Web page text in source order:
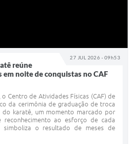
27 JUL 2026 - 09h53
reúne
em noite de conquistas no CAF
Centro de Atividades Físicas (CAF) de
da cerimônia de graduação de troca
do karatê, um momento marcado por
reconhecimento ao esforço de cada
simboliza o resultado de meses de